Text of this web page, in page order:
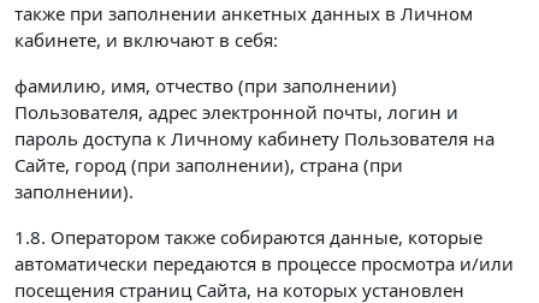
также при заполнении анкетных данных в Личном
кабинете, и включают в себя:
фамилию, имя, отчество (при заполнении)
Пользователя, адрес электронной почты, логин и
пароль доступа к Личному кабинету Пользователя на
Сайте, город (при заполнении), страна (при
заполнении).
1.8. Оператором также собираются данные, которые
автоматически передаются в процессе просмотра и/или
посещения страниц Сайта, на которых установлен